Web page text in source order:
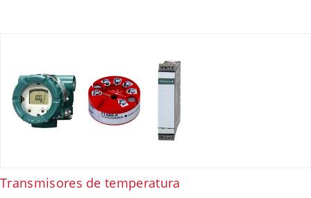
Transmisores de temperatura